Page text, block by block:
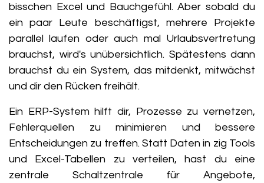
bisschen Excel und Bauchgefühl. Aber sobald du
ein paar Leute beschäftigst, mehrere Projekte
parallel laufen oder auch mal Urlaubsvertretung
brauchst, wird's unübersichtlich. Spätestens dann
brauchst du ein System, das mitdenkt, mitwächst
und dir den Rücken freihält.
Ein ERP-System hilft dir, Prozesse zu vernetzen,
Fehlerquellen zu minimieren und bessere
Entscheidungen zu treffen. Statt Daten in zig Tools
und Excel-Tabellen zu verteilen, hast du eine
zentrale Schaltzentrale für Angebote,